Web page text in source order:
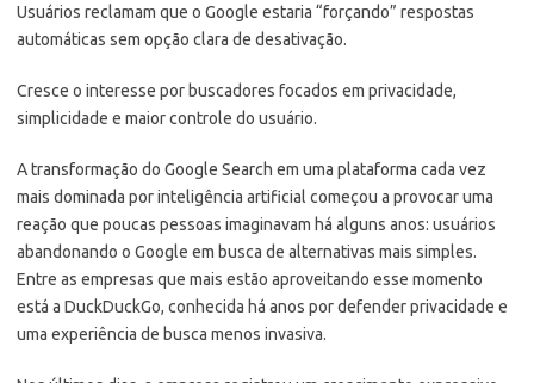
Usuários reclamam que o Google estaria “forçando” respostas
automáticas sem opção clara de desativação.
Cresce o interesse por buscadores focados em privacidade,
simplicidade e maior controle do usuário.
A transformação do Google Search em uma plataforma cada vez
mais dominada por inteligência artificial começou a provocar uma
reação que poucas pessoas imaginavam há alguns anos: usuários
abandonando o Google em busca de alternativas mais simples.
Entre as empresas que mais estão aproveitando esse momento
está a DuckDuckGo, conhecida há anos por defender privacidade e
uma experiência de busca menos invasiva.